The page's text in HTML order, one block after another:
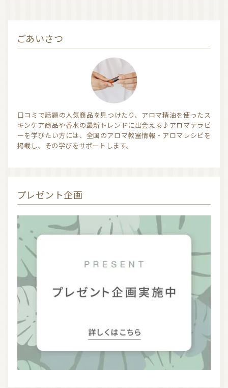
信頼できるアロマブランド（海外）
和精油（柑橘系）
オーガニックコスメ
アロマキャンドル
アロマディフューザー 瞑想を深める香り・アロマで浄化
アロマ雑貨 ファブリックスプレー
アロマ教室（ワークショップ）
全ての商品
お問い合わせ
利用規約
ごあいさつ
口コミで話題の人気商品を見つけたり、アロマ精油を使ったス
キンケア商品や香水の最新トレンドに出会える♪アロマテラピ
ーを学びたい方には、全国のアロマ教室情報・アロマレシピを
掲載し、その学びをサポートします。
プレゼント企画